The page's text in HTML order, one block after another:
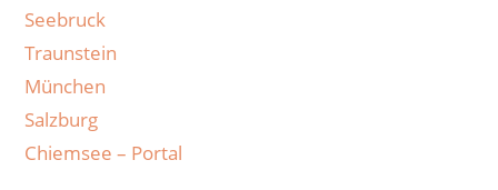
Seebruck
Traunstein
München
Salzburg
Chiemsee – Portal